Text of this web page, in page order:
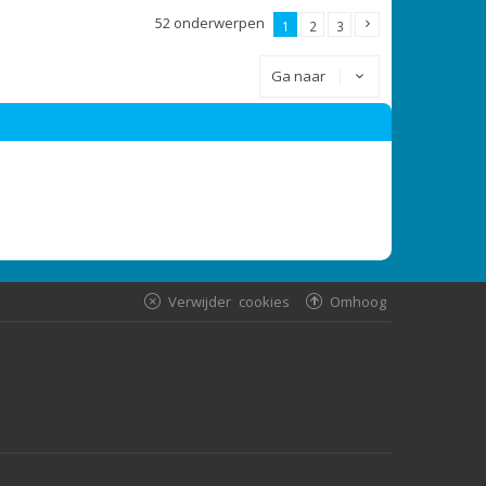
52 onderwerpen 1 2 3
Ga naar
Omhoog
Verwijder cookies